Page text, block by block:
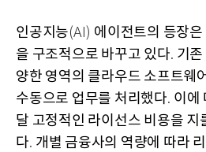
인공지능(AI) 에이전트의 등장
을 구조적으로 바꾸고 있다. 기
양한 영역의 클라우드 소프트웨어
수동으로 업무를 처리했다. 이에
달 고정적인 라이선스 비용을 지
다. 개별 금융사의 역량에 따라